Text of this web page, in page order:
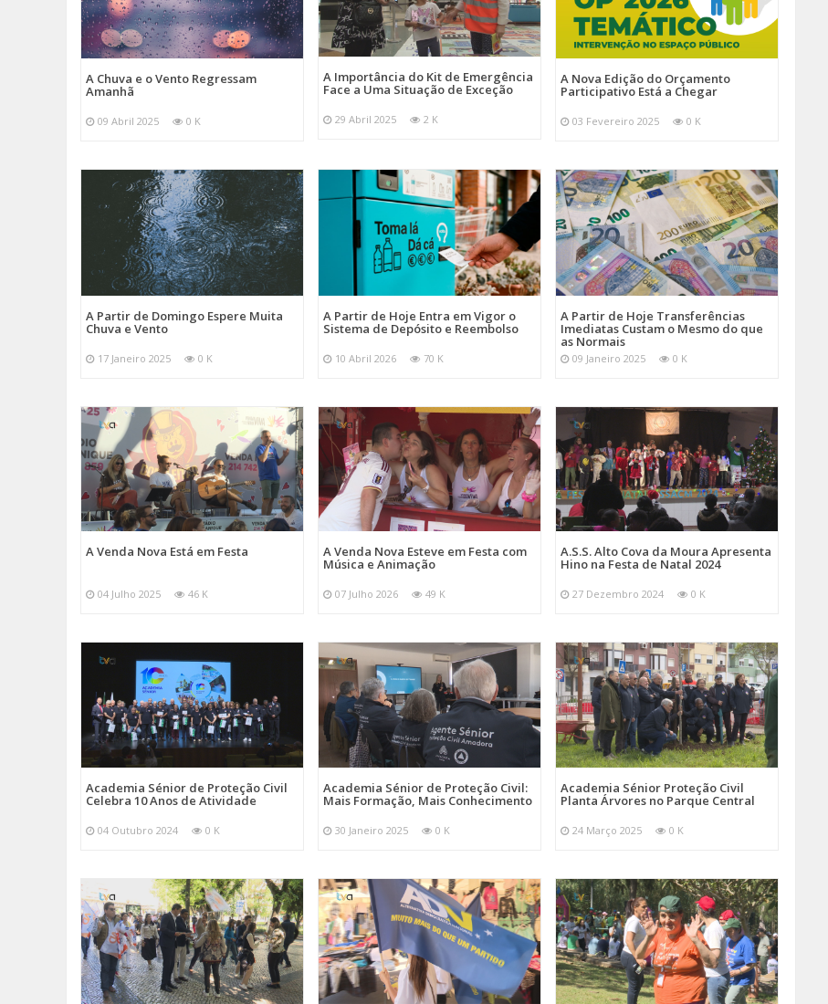
A Chuva e o Vento Regressam
Amanhã
09 Abril 2025 0 K
A Importância do Kit de Emergência
Face a Uma Situação de Exceção
29 Abril 2025 2 K
A Nova Edição do Orçamento
Participativo Está a Chegar
03 Fevereiro 2025 0 K
A Partir de Domingo Espere Muita
Chuva e Vento
17 Janeiro 2025 0 K
A Partir de Hoje Entra em Vigor o
Sistema de Depósito e Reembolso
10 Abril 2026 70 K
A Partir de Hoje Transferências
Imediatas Custam o Mesmo do que
as Normais
09 Janeiro 2025 0 K
A Venda Nova Está em Festa
04 Julho 2025 46 K
A Venda Nova Esteve em Festa com
Música e Animação
07 Julho 2026 49 K
A.S.S. Alto Cova da Moura Apresenta
Hino na Festa de Natal 2024
27 Dezembro 2024 0 K
Academia Sénior de Proteção Civil
Celebra 10 Anos de Atividade
04 Outubro 2024 0 K
Academia Sénior de Proteção Civil:
Mais Formação, Mais Conhecimento
30 Janeiro 2025 0 K
Academia Sénior Proteção Civil
Planta Árvores no Parque Central
24 Março 2025 0 K